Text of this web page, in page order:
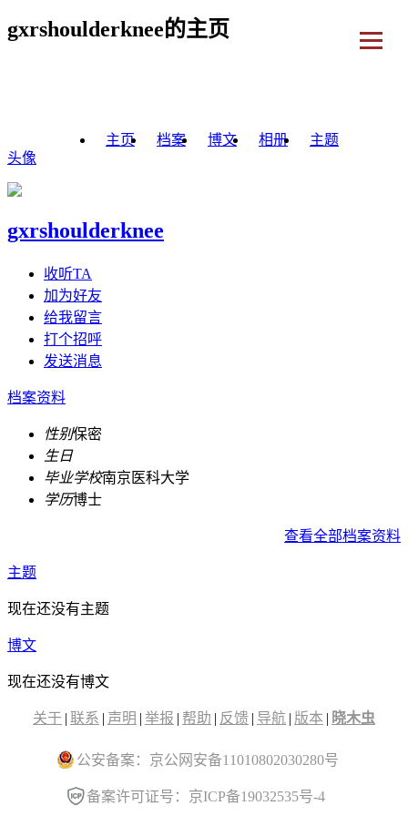
gxrshoulderknee的主页
主页 档案 博文 相册
主题
头像
gxrshoulderknee
收听TA
加为好友
给我留言
打个招呼
发送消息
档案资料
性别保密
生日
毕业学校南京医科大学
学历博士
查看全部档案资料
主题
现在还没有主题
博文
现在还没有博文
关于 | 联系 | 声明 | 举报 | 帮助 | 反馈 | 导航 | 版本 | 晓木虫
公安备案：京公网安备11010802030280号
备案许可证号：京ICP备19032535号-4